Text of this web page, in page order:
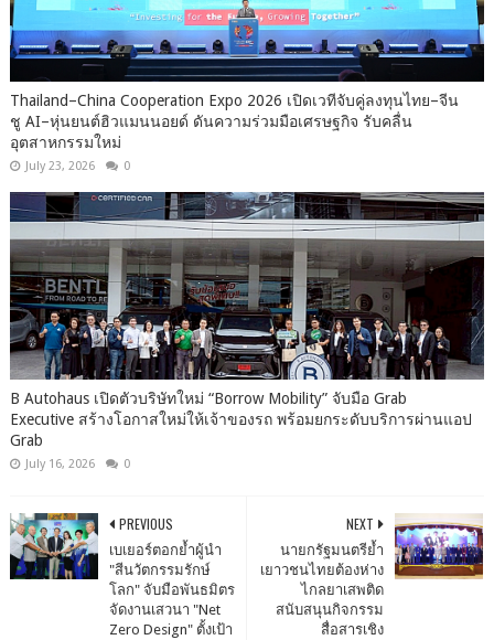
Thailand–China Cooperation Expo 2026 เปิดเวทีจับคู่ลงทุนไทย–จีน
ชู AI–หุ่นยนต์ฮิวแมนนอยด์ ดันความร่วมมือเศรษฐกิจ รับคลื่น
อุตสาหกรรมใหม่
July 23, 2026 0
B Autohaus เปิดตัวบริษัทใหม่ “Borrow Mobility” จับมือ Grab
Executive สร้างโอกาสใหม่ให้เจ้าของรถ พร้อมยกระดับบริการผ่านแอป
Grab
July 16, 2026 0
NEXT
นายกรัฐมนตรีย้ำ
เยาวชนไทยต้องห่าง
ไกลยาเสพติด
สนับสนุนกิจกรรม
สื่อสารเชิง
PREVIOUS
เบเยอร์ตอกย้ำผู้นำ
"สีนวัตกรรมรักษ์
โลก" จับมือพันธมิตร
จัดงานเสวนา "Net
Zero Design" ตั้งเป้า